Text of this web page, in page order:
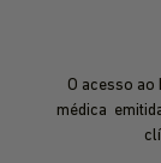
O acesso
médica